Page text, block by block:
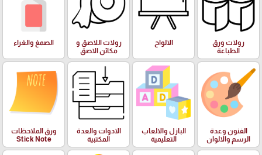
رولات ورق
الطباعة
الالواح
رولات اللاصق و
مكائن الاصق
الصمغ والغراء
الفنون وعدة
الرسم والالوان
البازل والالعاب
التعليمية
الادوات والعدة
المكتبية
ورق الملاحظات
Stick Note